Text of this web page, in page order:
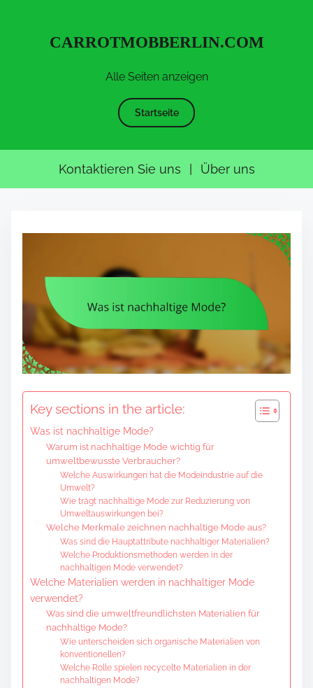
Alle Seiten anzeigen
CARROTMOBBERLIN.COM
Startseite
Kontaktieren Sie uns | Über uns
Key sections in the article:
Was ist nachhaltige Mode?
Warum ist nachhaltige Mode wichtig für
umweltbewusste Verbraucher?
Welche Auswirkungen hat die Modeindustrie auf die
Umwelt?
Wie trägt nachhaltige Mode zur Reduzierung von
Umweltauswirkungen bei?
Welche Merkmale zeichnen nachhaltige Mode aus?
Was sind die Hauptattribute nachhaltiger Materialien?
Welche Produktionsmethoden werden in der
nachhaltigen Mode verwendet?
Welche Materialien werden in nachhaltiger Mode
verwendet?
Was sind die umweltfreundlichsten Materialien für
nachhaltige Mode?
Wie unterscheiden sich organische Materialien von
konventionellen?
Welche Rolle spielen recycelte Materialien in der
nachhaltigen Mode?